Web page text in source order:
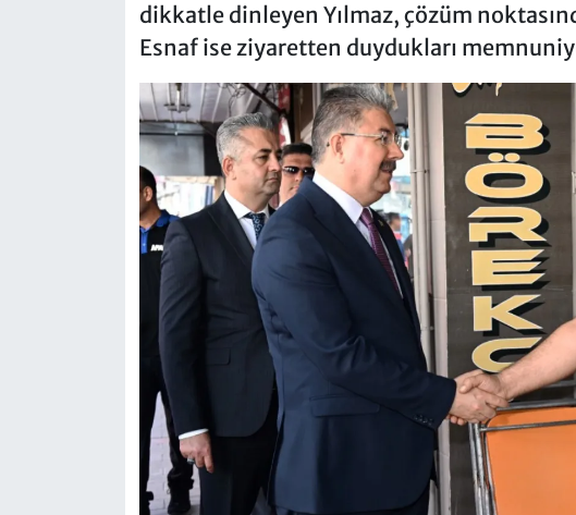
dikkatle dinleyen Yılmaz, çözüm
Esnaf ise ziyaretten duydukları